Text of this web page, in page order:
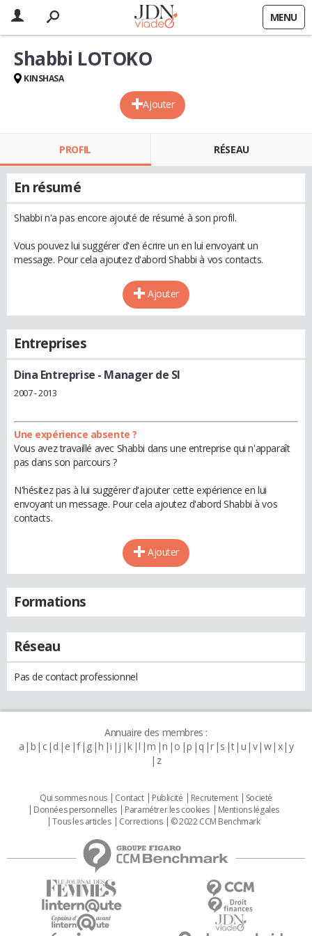
MENU
Ajouter
Shabbi LOTOKO
KINSHASA
PROFIL RÉSEAU
En résumé
Shabbi n'a pas encore ajouté de résumé à son profil.
Vous pouvez lui suggérer d'en écrire un en lui envoyant un
message. Pour cela ajoutez d'abord Shabbi à vos contacts.
Ajouter
Entreprises
Dina Entreprise - Manager de SI
2007 - 2013
Une expérience absente ?
Vous avez travaillé avec Shabbi dans une entreprise qui n'apparaît
pas dans son parcours ?
N'hésitez pas à lui suggérer d'ajouter cette expérience en lui
envoyant un message. Pour cela ajoutez d'abord Shabbi à vos
contacts.
Ajouter
Formations
Réseau
Pas de contact professionnel
Annuaire des membres :
a b c d e f g h i j k l m n o p q r s t u v w x y
z
Qui sommes nous Contact Publicité Recrutement
Societé
Données personnelles
Paramétrer les cookies
Mentions légales
Tous les articles
Corrections © 2022 CCM Benchmark